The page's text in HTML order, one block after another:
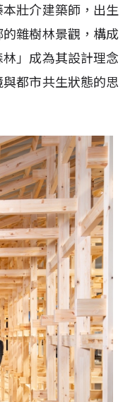
壯介建築師，出生
雜樹林景觀，構成
」成為其設計理念
都市共生狀態的思